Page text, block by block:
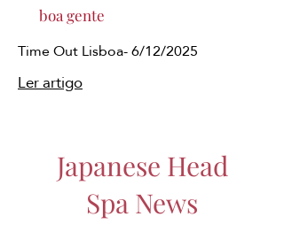
boa gente
Time Out Lisboa- 6/12/2025
Ler artigo
Japanese Head
Spa News